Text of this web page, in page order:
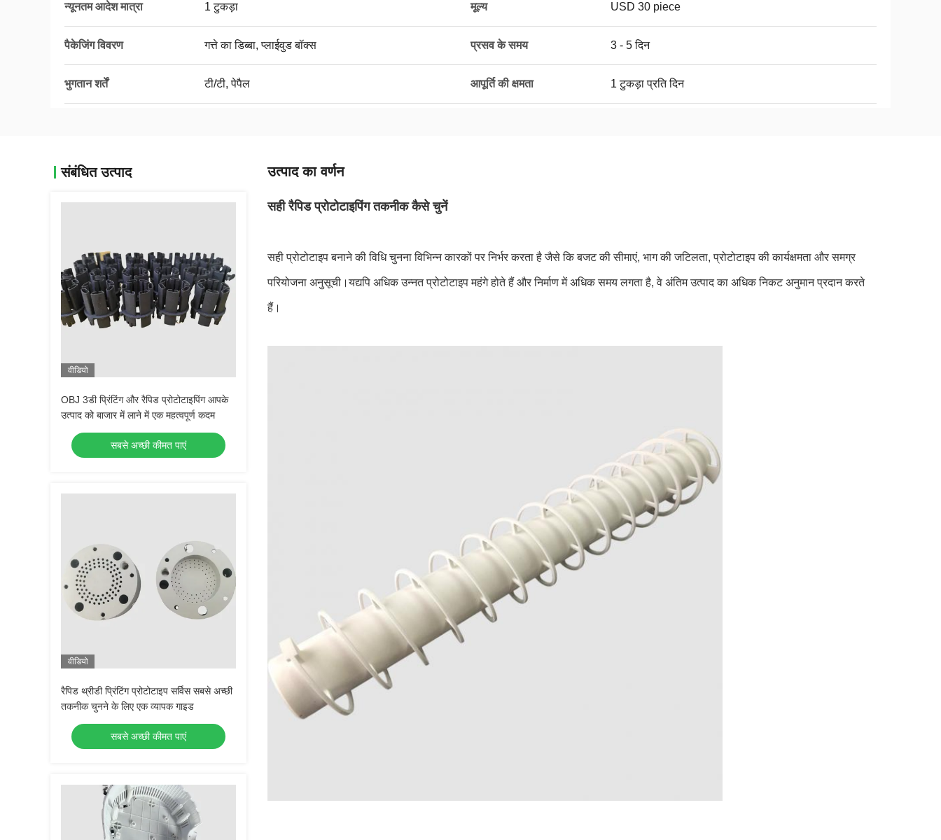
न्यूनतम आदेश मात्रा 1 टुकड़ा मूल्य USD 30 piece
पैकेजिंग विवरण गत्ते का डिब्बा, प्लाईवुड बॉक्स प्रसव के समय 3 - 5 दिन
भुगतान शर्तें टी/टी, पेपैल आपूर्ति की क्षमता 1 टुकड़ा प्रति दिन
संबंधित उत्पाद
वीडियो
OBJ 3डी प्रिंटिंग और रैपिड प्रोटोटाइपिंग आपके
उत्पाद को बाजार में लाने में एक महत्वपूर्ण कदम
सबसे अच्छी कीमत पाएं
वीडियो
रैपिड थ्रीडी प्रिंटिंग प्रोटोटाइप सर्विस सबसे अच्छी
तकनीक चुनने के लिए एक व्यापक गाइड
सबसे अच्छी कीमत पाएं
उत्पाद का वर्णन
सही रैपिड प्रोटोटाइपिंग तकनीक कैसे चुनें
सही प्रोटोटाइप बनाने की विधि चुनना विभिन्न कारकों पर निर्भर करता है जैसे कि बजट की सीमाएं, भाग की जटिलता, प्रोटोटाइप की कार्यक्षमता और समग्र
परियोजना अनुसूची।यद्यपि अधिक उन्नत प्रोटोटाइप महंगे होते हैं और निर्माण में अधिक समय लगता है, वे अंतिम उत्पाद का अधिक निकट अनुमान प्रदान करते
हैं।